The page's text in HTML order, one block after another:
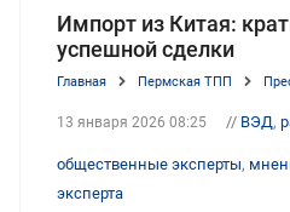
Импорт из Китая:
успешной сделки
Главная Пермская ТПП
13 января 2026 08:25 // ВЭД,
общественные эксперты,
эксперта